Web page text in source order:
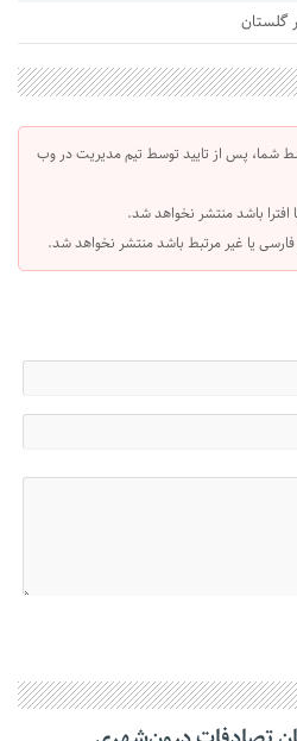
شما، پس از تایید توسط تیم مدیریت در وب
باشد منتشر نخواهد شد.
فارسی یا غیر مرتبط باشد منتشر نخواهد شد.